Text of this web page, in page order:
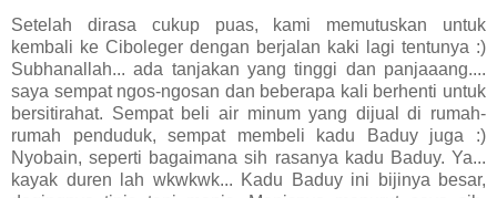
Setelah dirasa cukup puas, kami memutuskan untuk
kembali ke Ciboleger dengan berjalan kaki lagi tentunya :)
Subhanallah... ada tanjakan yang tinggi dan panjaaang....
saya sempat ngos-ngosan dan beberapa kali berhenti untuk
bersitirahat. Sempat beli air minum yang dijual di rumah-
rumah penduduk, sempat membeli kadu Baduy juga :)
Nyobain, seperti bagaimana sih rasanya kadu Baduy. Ya...
kayak duren lah wkwkwk... Kadu Baduy ini bijinya besar,